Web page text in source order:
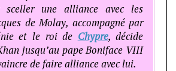
sceller une alliance avec les
de Molay, accompagné par
et le roi de Chypre, décide
jusqu’au pape Boniface VIII
de faire alliance avec lui.